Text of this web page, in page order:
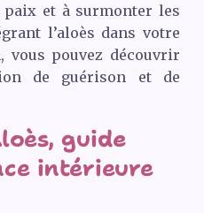
et à surmonter les
l’aloès dans votre
vous pouvez découvrir
de guérison et de
guide
intérieure